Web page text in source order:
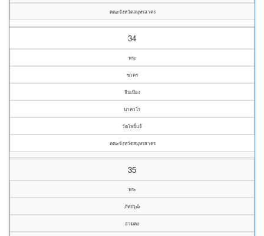
คณะจังหวัดสมุทรสาคร
34
พระ
ชาคร
จีนเมือง
นาควโร
วัดโพธิ์แจ้
คณะจังหวัดสมุทรสาคร
35
พระ
ภัทรวุฒิ
อ่วมคง